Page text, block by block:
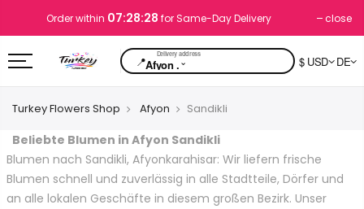
Order within 07:28:27 for Same-Day Delivery close
📍Afyon .⌄ $ USD DE
Turkey Flowers Shop Afyon Sandikli
Beliebte Blumen in Afyon Sandikli
Blumen nach Sandikli, Afyonkarahisar: Wir liefern frische
Blumen schnell und zuverlässig in alle Stadtteile, Dörfer und
an alle lokalen Geschäfte in diesem großen Bezirk. Unser